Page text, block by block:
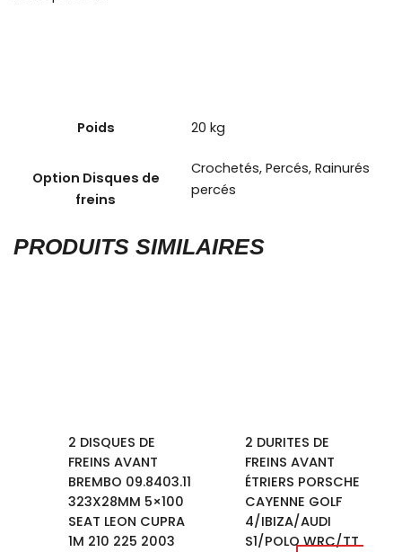
Poids 20 kg
Option Disques de
freins
Crochetés, Percés, Rainurés
percés
PRODUITS SIMILAIRES
2 DISQUES DE
FREINS AVANT
BREMBO 09.8403.11
323X28MM 5×100
SEAT LEON CUPRA
1M 210 225 2003
2 DURITES DE
FREINS AVANT
ÉTRIERS PORSCHE
CAYENNE GOLF
4/IBIZA/AUDI
S1/POLO WRC/TT